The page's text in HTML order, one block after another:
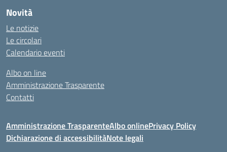
Novità
Le notizie
Le circolari
Calendario eventi
Albo on line
Amministrazione Trasparente
Contatti
Amministrazione TrasparenteAlbo onlinePrivacy Policy
Dichiarazione di accessibilitàNote legali